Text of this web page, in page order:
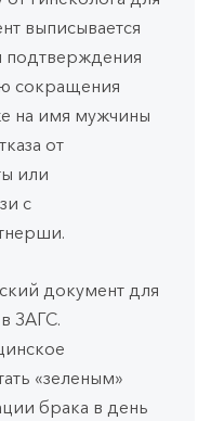
выписывается
сокращения
на имя мужчины
от
или
с
документ для
ЗАГС.
«зеленым»
брака в день